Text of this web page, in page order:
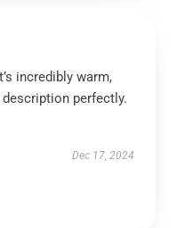
incredibly warm,
perfectly.
Dec 17, 2024